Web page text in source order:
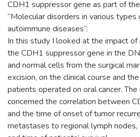
CDH1 suppressor gene as part of
“Molecular disorders in various types
autoimmune diseases”.
In this study I looked at the impact
the CDH1 suppressor gene in the
and normal cells from the surgical
excision, on the clinical course and
patients operated on oral cancer. The
concerned the correlation between
and the time of onset of tumor
metastases to regional lymph